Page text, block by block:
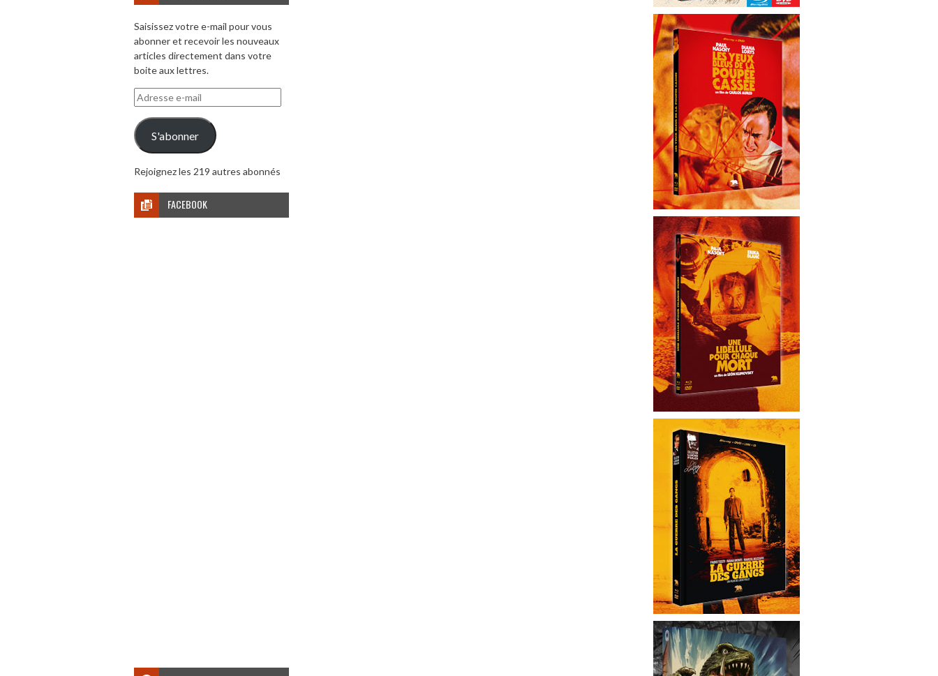
Saisissez votre e-mail pour vous
abonner et recevoir les nouveaux
articles directement dans votre
boite aux lettres.
Adresse
e-
mail
S'abonner
Rejoignez les 219 autres abonnés
FACEBOOK